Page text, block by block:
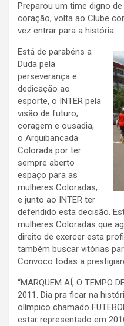
Preparou um time digno
coração, volta ao Clube
vez entrar para a história.
Está de parabéns a
Duda pela
perseverança e
dedicação ao
esporte, o INTER pela
visão de futuro,
coragem e ousadia,
o Arquibancada
Colorada por ter
sempre aberto
espaço para as
mulheres Coloradas,
e junto ao INTER ter
defendido esta decisão.
mulheres Coloradas que
direito de exercer esta
também buscar vitórias
Convoco todas a
“MARQUEM AÍ, O TEMPO
2011. Dia pra ficar na
olímpico chamado
estar representado em